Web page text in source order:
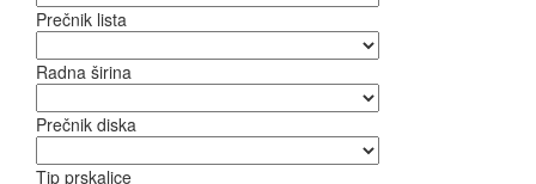
Prečnik lista
Radna širina
Prečnik diska
Tip prskalice